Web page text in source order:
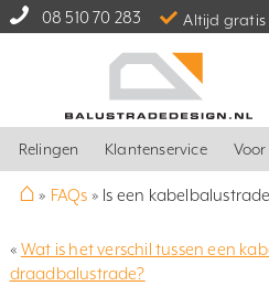
08 510 70 283 Altijd gratis
Relingen Klantenservice
⌂ » FAQs » Is een
« Wat is het verschil tussen een
draadbalustrade?